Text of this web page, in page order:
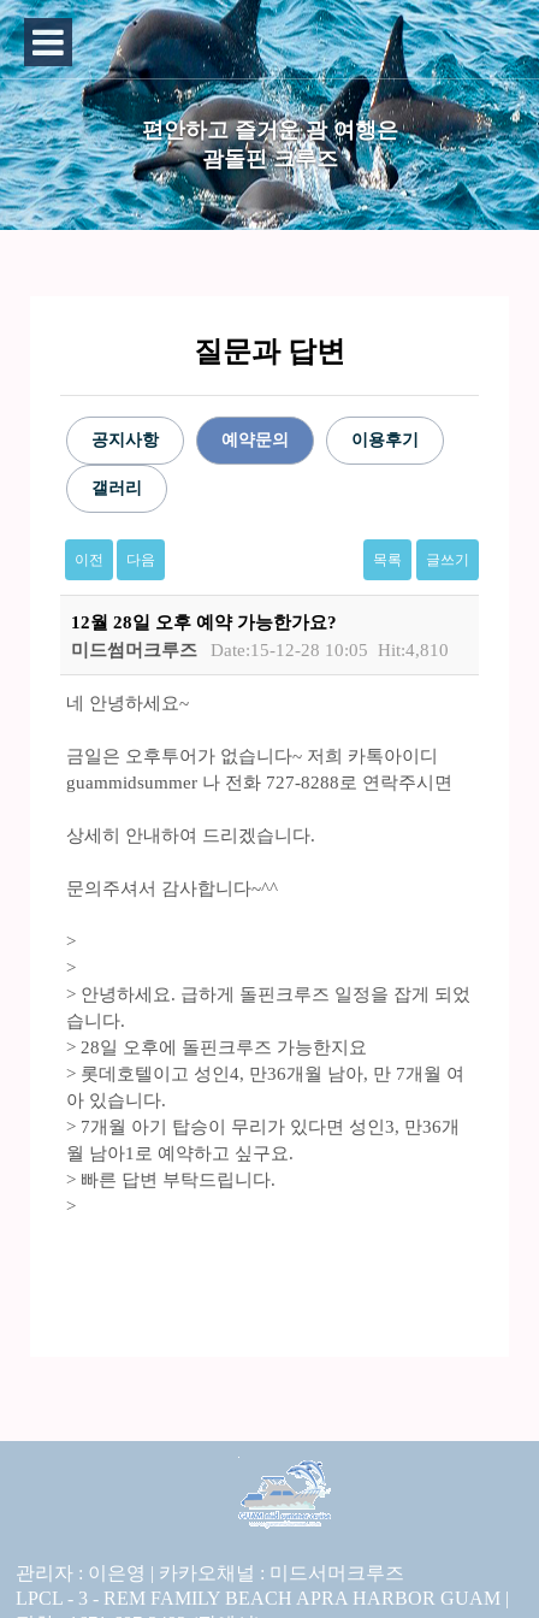
편안하고 즐거운 괌 여행은
괌돌핀 크루즈
질문과 답변
공지사항 예약문의 이용후기
갤러리
이전 다음 목록 글쓰기
12월 28일 오후 예약 가능한가요?
미드썸머크루즈
Date:15-12-28 10:05 Hit:4,810
네 안녕하세요~
금일은 오후투어가 없습니다~ 저희 카톡아이디
guammidsummer 나 전화 727-8288로 연락주시면
상세히 안내하여 드리겠습니다.
문의주셔서 감사합니다~^^
>
>
> 안녕하세요. 급하게 돌핀크루즈 일정을 잡게 되었
습니다.
> 28일 오후에 돌핀크루즈 가능한지요
> 롯데호텔이고 성인4, 만36개월 남아, 만 7개월 여
아 있습니다.
> 7개월 아기 탑승이 무리가 있다면 성인3, 만36개
월 남아1로 예약하고 싶구요.
> 빠른 답변 부탁드립니다.
>
관리자 : 이은영 | 카카오채널 : 미드서머크루즈
LPCL - 3 - REM FAMILY BEACH APRA HARBOR GUAM |